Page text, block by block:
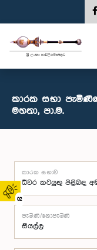
02
කාරක සභා
මහතා, පා.ම.
කාරක සභාව
පැමිණි/නොපැමිණි